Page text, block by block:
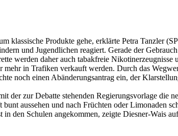
Produkte gehe, erklärte Petra Tanzler
und Jugendlichen reagiert. Gerade der
werden daher auch tabakfreie Nikotinerzeugnisse
in Trafiken verkauft werden. Durch das
noch einen Abänderungsantrag ein, der
zur Debatte stehenden Regierungsvorlage die
aussehen und nach Früchten oder Limonaden
den Schulen angekommen, zeigte Diesner-Wais